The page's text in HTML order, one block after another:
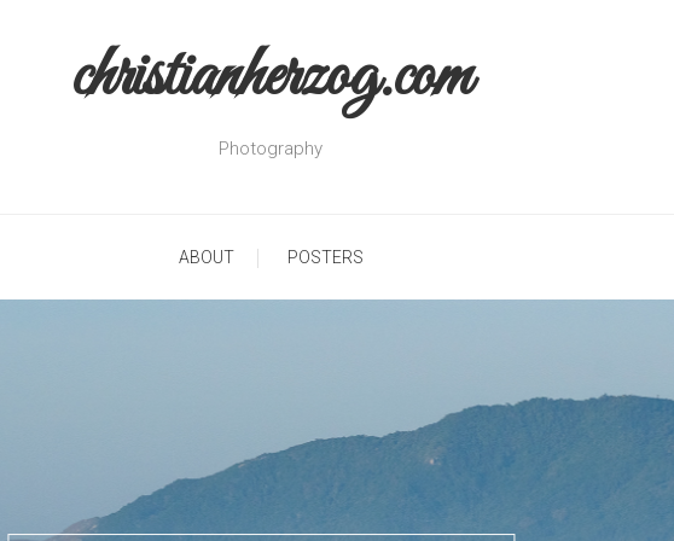
christianherzog.com
Photography
ABOUT POSTERS